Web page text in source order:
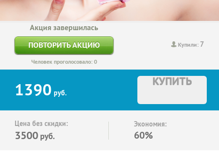
Купили: 7
Акция завершилась
ПОВТОРИТЬ АКЦИЮ
Человек проголосовало: 0
1390 руб.
КУПИТЬ
Цена без скидки:
3500 руб.
Экономия:
60%